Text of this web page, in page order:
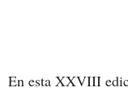
En esta XXVIII